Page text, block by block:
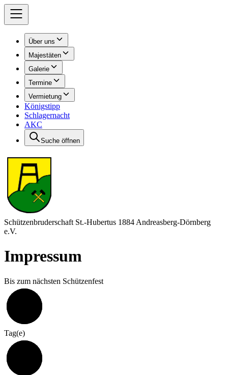
Über uns
Majestäten
Galerie
Termine
Vermietung
Königstipp
Schlagernacht
AKC
Suche öffnen
Schützenbruderschaft St.-Hubertus 1884 Andreasberg-Dörnberg
e.V.
Impressum
Bis zum nächsten Schützenfest
Tag(e)